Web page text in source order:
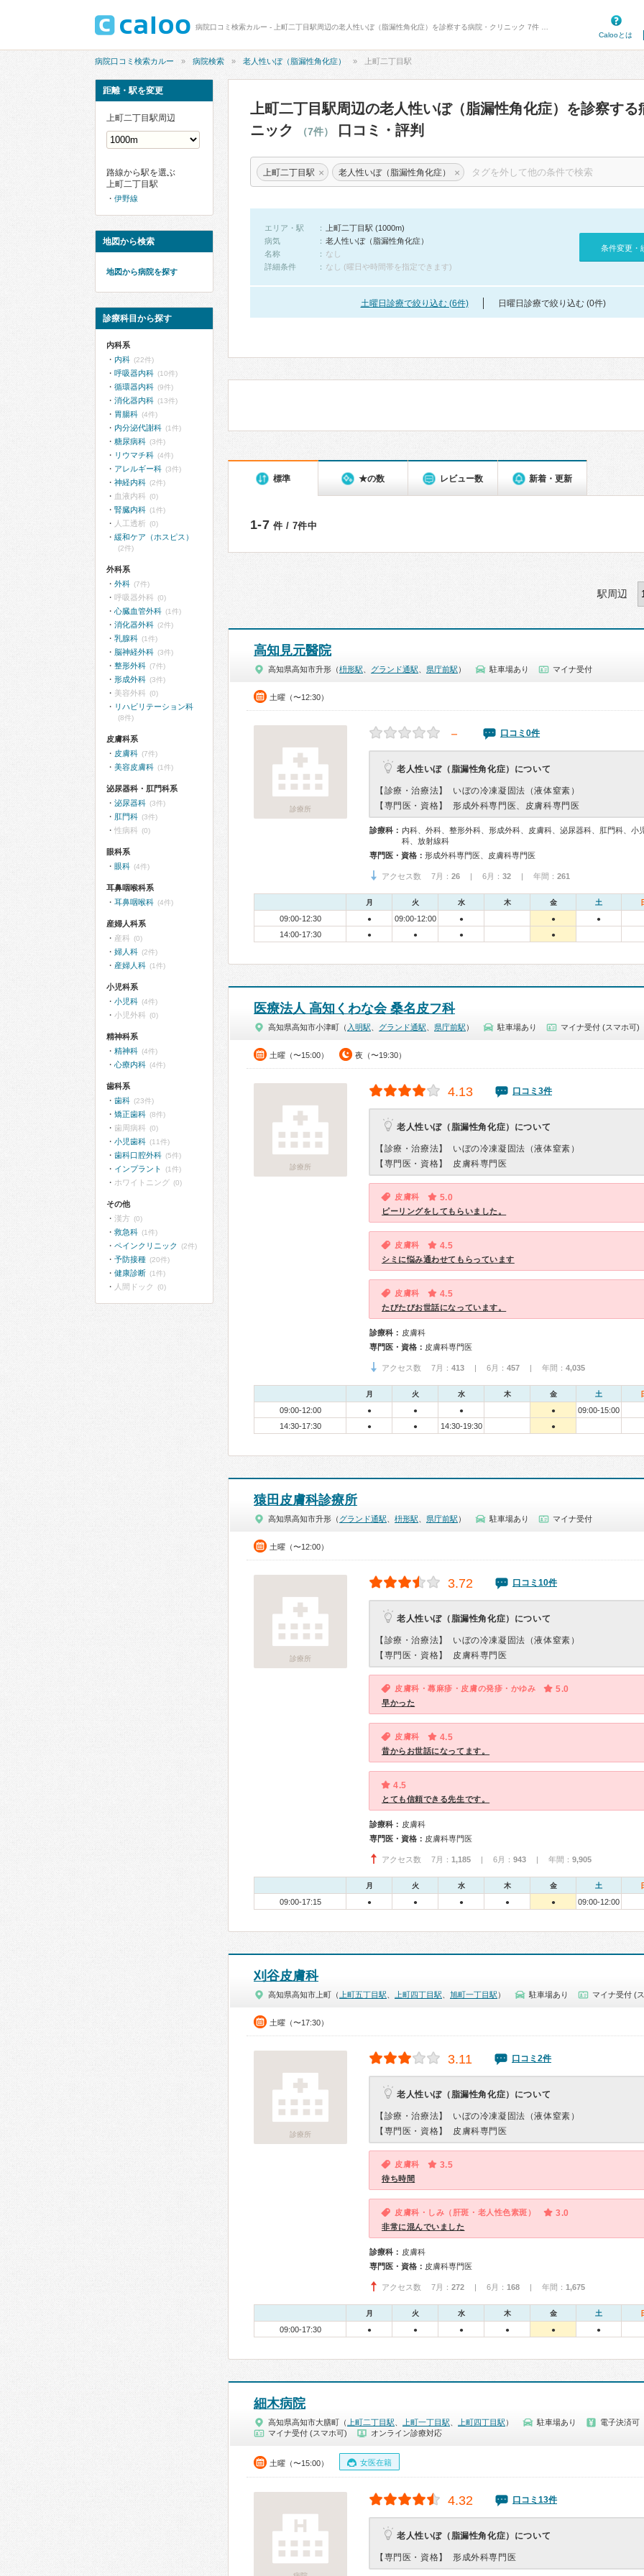
Calooとは
病院口コミ検索カルー 病院検索 老人性いぼ（脂漏性角化症） 上町二丁目駅
上町二丁目駅周辺の老人性いぼ（脂漏性角化症）を診察する
ニック
（7件） 口コミ・評判
上町二丁目駅 × 老人性いぼ（脂漏性角化症） ×
エリア・駅
上町二丁目駅 (1000m)
病気
老人性いぼ（脂漏性角化症）
名称
なし
詳細条件
なし (曜日や時間帯を指定できます)
条件変更・
土曜日診療で絞り込む (6件) 日曜日診療で絞り込む (0件)
標準 ★の数 レビュー数 新着・更新
1-7 件 / 7件中
駅周辺
高知見元醫院
高知県高知市升形（枡形駅 グランド通駅 県庁前駅 ） 駐車場あり マイナ受付
土曜（〜12:30）
診療所
－ 口コミ0件
老人性いぼ（脂漏性角化症）について
【診療・治療法】
いぼの冷凍凝固法（液体窒素）
【専門医・資格】
形成外科専門医、皮膚科専門医
診療科： 内科、外科、整形外科、形成外科、皮膚科、泌尿器科、肛門科、小
科、放射線科
専門医・資格： 形成外科専門医、皮膚科専門医
アクセス数 7月： 26 | 6月： 32 | 年間： 261
月 火 水 木 金 土
09:00-12:30 ● 09:00-12:00 ● ● ●
14:00-17:30 ● ● ● ●
医療法人 高知くわな会 桑名皮フ科
高知県高知市小津町（ 入明駅 グランド通駅 県庁前駅 ） 駐車場あり マイナ受付 (スマホ可)
土曜（〜15:00） 夜（〜19:30）
診療所
4.13 口コミ3件
老人性いぼ（脂漏性角化症）について
【診療・治療法】
いぼの冷凍凝固法（液体窒素）
【専門医・資格】
皮膚科専門医
皮膚科 5.0
ピーリングをしてもらいました。
皮膚科 4.5
シミに悩み通わせてもらっています
皮膚科 4.5
たびたびお世話になっています。
診療科： 皮膚科
専門医・資格： 皮膚科専門医
アクセス数 7月： 413 | 6月： 457 | 年間： 4,035
月 火 水 木 金 土
09:00-12:00 ● ● ● ●
09:00-15:00
14:30-17:30
● ● 14:30-19:30 ●
猿田皮膚科診療所
高知県高知市升形（ グランド通駅 枡形駅 県庁前駅 ） 駐車場あり マイナ受付
土曜（〜12:00）
診療所
3.72 口コミ10件
老人性いぼ（脂漏性角化症）について
【診療・治療法】
いぼの冷凍凝固法（液体窒素）
【専門医・資格】
皮膚科専門医
皮膚科・蕁麻疹・皮膚の発疹・かゆみ 5.0
早かった
皮膚科 4.5
昔からお世話になってます。
4.5
とても信頼できる先生です。
診療科： 皮膚科
専門医・資格： 皮膚科専門医
アクセス数 7月： 1,185 | 6月： 943 | 年間： 9,905
月 火 水 木 金 土
09:00-17:15 ● ● ● ● ● 09:00-12:00
刈谷皮膚科
高知県高知市上町（ 上町五丁目駅 上町四丁目駅 旭町一丁目駅 ） 駐車場あり マイナ受付 (
土曜（〜17:30）
診療所
3.11 口コミ2件
老人性いぼ（脂漏性角化症）について
【診療・治療法】
いぼの冷凍凝固法（液体窒素）
【専門医・資格】
皮膚科専門医
皮膚科 3.5
待ち時間
皮膚科・しみ（肝斑・老人性色素斑） 3.0
非常に混んでいました
診療科： 皮膚科
専門医・資格： 皮膚科専門医
アクセス数 7月： 272 | 6月： 168 | 年間： 1,675
月 火 水 木 金 土
09:00-17:30 ● ● ● ● ● ●
細木病院
高知県高知市大膳町（ 上町二丁目駅 上町一丁目駅 上町四丁目駅 ） 駐車場あり
電子決済可
マイナ受付 (スマホ可)
オンライン診療対応
土曜（〜15:00） 女医在籍
4.32 口コミ13件
老人性いぼ（脂漏性角化症）について
【専門医・資格】 形成外科専門医
距離・駅を変更
上町二丁目駅周辺
路線から駅を選ぶ
上町二丁目駅
伊野線
地図から検索
地図から病院を探す
診療科目から探す
内科系
内科 (22件)
呼吸器内科 (10件)
循環器内科 (9件)
消化器内科 (13件)
胃腸科 (4件)
内分泌代謝科 (1件)
糖尿病科 (3件)
リウマチ科 (4件)
アレルギー科 (3件)
神経内科 (2件)
血液内科 (0)
腎臓内科 (1件)
人工透析 (0)
緩和ケア（ホスピス）
(2件)
外科系
外科 (7件)
呼吸器外科 (0)
心臓血管外科 (1件)
消化器外科 (2件)
乳腺科 (1件)
脳神経外科 (3件)
整形外科 (7件)
形成外科 (3件)
美容外科 (0)
リハビリテーション科
(8件)
皮膚科系
皮膚科 (7件)
美容皮膚科 (1件)
泌尿器科・肛門科系
泌尿器科 (3件)
肛門科 (3件)
性病科 (0)
眼科系
眼科 (4件)
耳鼻咽喉科系
耳鼻咽喉科 (4件)
産婦人科系
産科 (0)
婦人科 (2件)
産婦人科 (1件)
小児科系
小児科 (4件)
小児外科 (0)
精神科系
精神科 (4件)
心療内科 (4件)
歯科系
歯科 (23件)
矯正歯科 (8件)
歯周病科 (0)
小児歯科 (11件)
歯科口腔外科 (5件)
インプラント (1件)
ホワイトニング (0)
その他
漢方 (0)
救急科 (1件)
ペインクリニック (2件)
予防接種 (20件)
健康診断 (1件)
人間ドック (0)